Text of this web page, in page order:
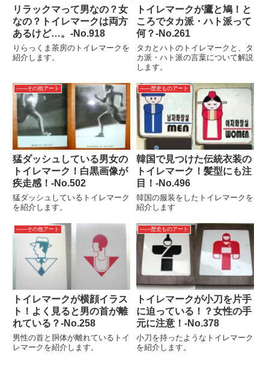
リラックマって男なの？女
なの？トイレマークは両方
あるけど…。‐No.918
りらっくま茶房のトイレマークを
紹介します。
トイレマークが鷹と鳩！と
ころでタカ派・ハト派って
何？‐No.261
タカとハトのトイレマークと、タ
カ派・ハト派の言葉について解説
します。
――その他アート
猛ダッシュしている男女の
トイレマーク！白黒画像が
疾走感！‐No.502
猛ダッシュしているトイレマーク
を紹介します。
――歴史ものアート
韓国で見つけた伝統衣装の
トイレマーク！髪型にも注
目！‐No.496
韓国の服装をしたトイレマークを
紹介します
――その他アート
トイレマークが横顔イラス
ト！よく見ると男の首が離
れている？‐No.258
男性の首と胴体が離れているトイ
レマークを紹介します。
――歴史ものアート
トイレマークが小刀を片手
に迫っている！？女性の手
元に注意！‐No.378
小刀を持ったようなトイレマーク
を紹介します。